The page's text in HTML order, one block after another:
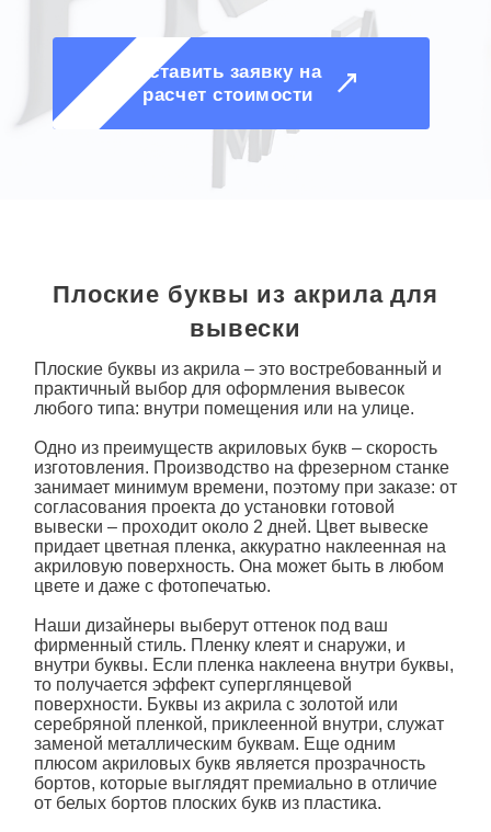
Оставить заявку на
расчет стоимости
Плоские буквы из акрила для
вывески
Плоские буквы из акрила – это востребованный и
практичный выбор для оформления вывесок
любого типа: внутри помещения или на улице.
Одно из преимуществ акриловых букв – скорость
изготовления. Производство на фрезерном станке
занимает минимум времени, поэтому при заказе: от
согласования проекта до установки готовой
вывески – проходит около 2 дней. Цвет вывеске
придает цветная пленка, аккуратно наклеенная на
акриловую поверхность. Она может быть в любом
цвете и даже с фотопечатью.
Наши дизайнеры выберут оттенок под ваш
фирменный стиль. Пленку клеят и снаружи, и
внутри буквы. Если пленка наклеена внутри буквы,
то получается эффект суперглянцевой
поверхности. Буквы из акрила с золотой или
серебряной пленкой, приклеенной внутри, служат
заменой металлическим буквам. Еще одним
плюсом акриловых букв является прозрачность
бортов, которые выглядят премиально в отличие
от белых бортов плоских букв из пластика.